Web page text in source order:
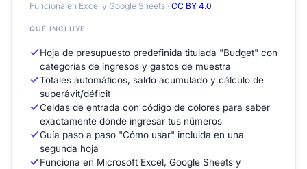
Funciona en Excel y Google Sheets · CC BY 4.0
QUÉ INCLUYE
Hoja de presupuesto predefinida titulada "Budget" con
categorías de ingresos y gastos de muestra
Totales automáticos, saldo acumulado y cálculo de
superávit/déficit
Celdas de entrada con código de colores para saber
exactamente dónde ingresar tus números
Guía paso a paso "Cómo usar" incluida en una
segunda hoja
Funciona en Microsoft Excel, Google Sheets y